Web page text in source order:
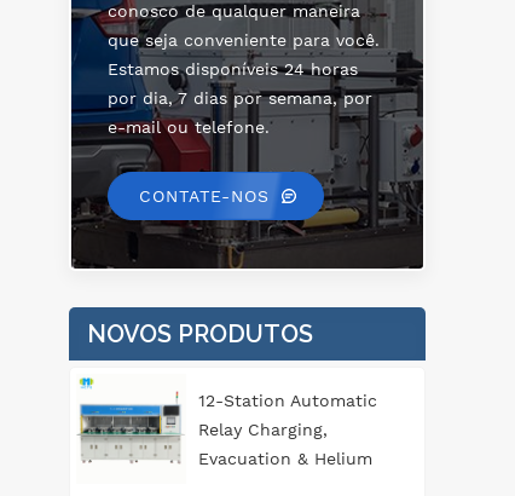
conosco de qualquer maneira
que seja conveniente para você.
Estamos disponíveis 24 horas
por dia, 7 dias por semana, por
e-mail ou telefone.
CONTATE-NOS
NOVOS PRODUTOS
12-Station Automatic
Relay Charging,
Evacuation & Helium